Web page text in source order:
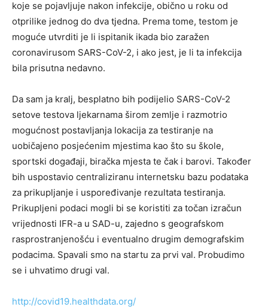
koje se pojavljuje nakon infekcije, obično u roku od
otprilike jednog do dva tjedna. Prema tome, testom je
moguće utvrditi je li ispitanik ikada bio zaražen
coronavirusom SARS-CoV-2, i ako jest, je li ta infekcija
bila prisutna nedavno.
Da sam ja kralj, besplatno bih podijelio SARS-CoV-2
setove testova ljekarnama širom zemlje i razmotrio
mogućnost postavljanja lokacija za testiranje na
uobičajeno posjećenim mjestima kao što su škole,
sportski događaji, biračka mjesta te čak i barovi. Također
bih uspostavio centraliziranu internetsku bazu podataka
za prikupljanje i uspoređivanje rezultata testiranja.
Prikupljeni podaci mogli bi se koristiti za točan izračun
vrijednosti IFR-a u SAD-u, zajedno s geografskom
rasprostranjenošću i eventualno drugim demografskim
podacima. Spavali smo na startu za prvi val. Probudimo
se i uhvatimo drugi val.
http://covid19.healthdata.org/